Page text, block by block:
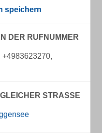
speichern
DER RUFNUMMER
+4983623270,
STRASSE